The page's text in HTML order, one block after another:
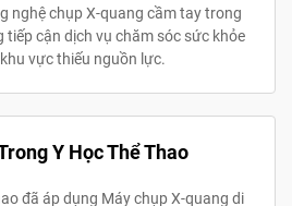
nghệ chụp X-quang cầm tay trong
tiếp cận dịch vụ chăm sóc sức khỏe
vực thiếu nguồn lực.
Y Học Thể Thao
đã áp dụng Máy chụp X-quang di